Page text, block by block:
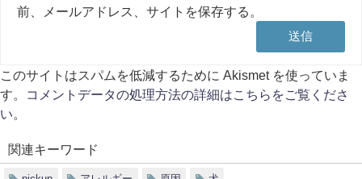
前、メールアドレス、サイトを保存する。
このサイトはスパムを低減するために Akismet を使っていま
す。
コメントデータの処理方法の詳細はこちらをご覧くださ
い。
関連キーワード